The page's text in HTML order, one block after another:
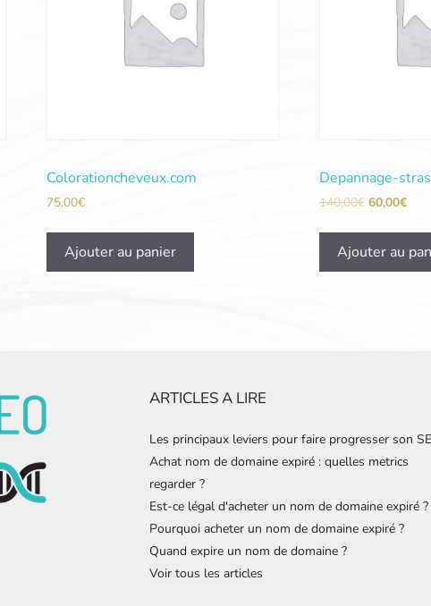
Colorationcheveux.com
75,00€
Ajouter au panier
Depannage-
140,00€ 60,00€
Ajouter au
ARTICLES A LIRE
Les principaux leviers pour faire progresser son
Achat nom de domaine expiré : quelles metrics
regarder ?
Est-ce légal d'acheter un nom de domaine expiré ?
Pourquoi acheter un nom de domaine expiré ?
Quand expire un nom de domaine ?
Voir tous les articles